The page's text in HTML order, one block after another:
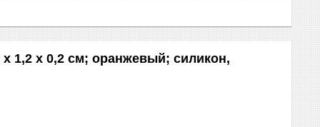
1,2 x 0,2 см; оранжевый; силикон,